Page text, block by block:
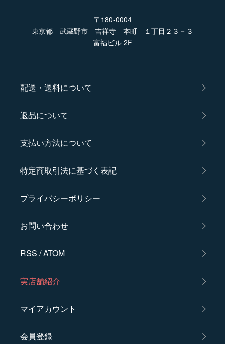
〒180-0004
東京都 武蔵野市 吉祥寺 本町 １丁目２３－３
富福ビル 2F
配送・送料について
返品について
支払い方法について
特定商取引法に基づく表記
プライバシーポリシー
お問い合わせ
RSS /ATOM
実店舗紹介
マイアカウント
会員登録